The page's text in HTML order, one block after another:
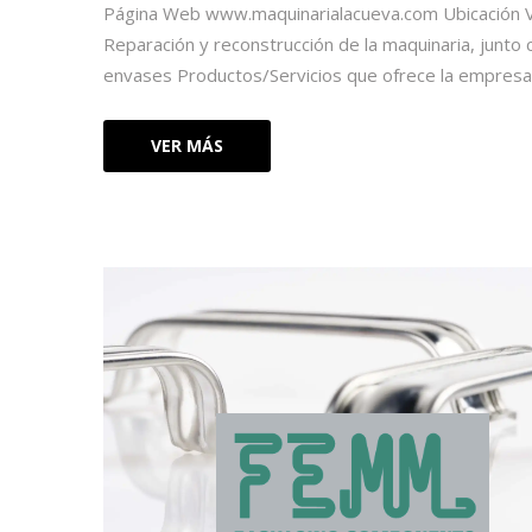
Página Web www.maquinarialacueva.com
Reparación y reconstrucción de la maquinaria,
envases Productos/Servicios que ofrece la
VER MÁS